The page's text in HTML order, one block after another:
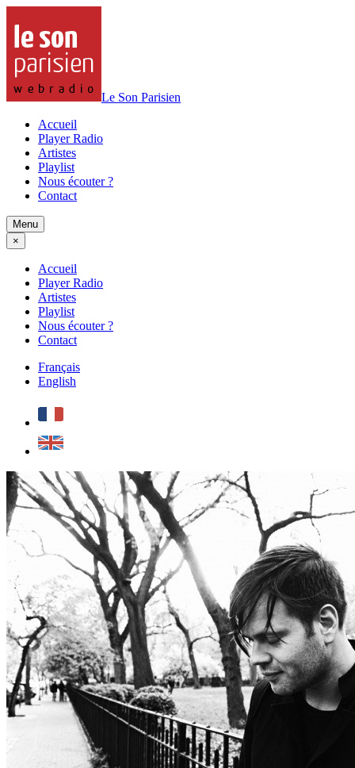
Le Son Parisien
Accueil
Player Radio
Artistes
Playlist
Nous écouter ?
Contact
Menu
×
Accueil
Player Radio
Artistes
Playlist
Nous écouter ?
Contact
Français
English